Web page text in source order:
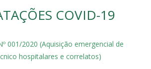
COVID-19
001/2020 (Aquisição emergencial de
hospitalares e correlatos)